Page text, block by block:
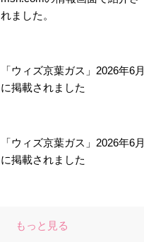
れました。
「ウィズ京葉ガス」2026年6月
に掲載されました
「ウィズ京葉ガス」2026年6月
に掲載されました
もっと見る